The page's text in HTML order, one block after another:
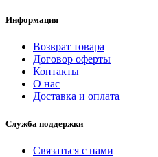
Информация
Возврат товара
Договор оферты
Контакты
О нас
Доставка и оплата
Служба поддержки
Связаться с нами